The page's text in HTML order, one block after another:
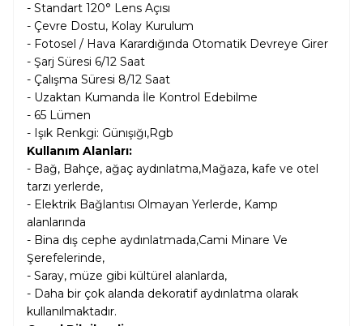
- Standart 120° Lens Açısı
- Çevre Dostu, Kolay Kurulum
- Fotosel / Hava Karardığında Otomatik Devreye Girer
- Şarj Süresi 6/12 Saat
- Çalışma Süresi 8/12 Saat
- Uzaktan Kumanda İle Kontrol Edebilme
- 65 Lümen
- Işık Renkgi: Günışığı,Rgb
Kullanım Alanları:
- Bağ, Bahçe, ağaç aydınlatma,Mağaza, kafe ve otel
tarzı yerlerde,
- Elektrik Bağlantısı Olmayan Yerlerde, Kamp
alanlarında
- Bina dış cephe aydınlatmada,Cami Minare Ve
Şerefelerinde,
- Saray, müze gibi kültürel alanlarda,
- Daha bir çok alanda dekoratif aydınlatma olarak
kullanılmaktadır.